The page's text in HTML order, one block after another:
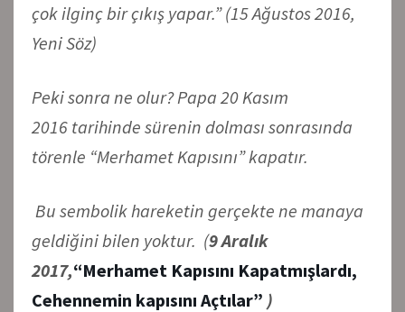
çok ilginç bir çıkış yapar.” (15 Ağustos 2016,
Yeni Söz)
Peki sonra ne olur? Papa 20 Kasım
2016 tarihinde sürenin dolması sonrasında
törenle “Merhamet Kapısını” kapatır.
Bu sembolik hareketin gerçekte ne manaya
geldiğini bilen yoktur. (9 Aralık
2017,“Merhamet Kapısını Kapatmışlardı,
Cehennemin kapısını Açtılar” )